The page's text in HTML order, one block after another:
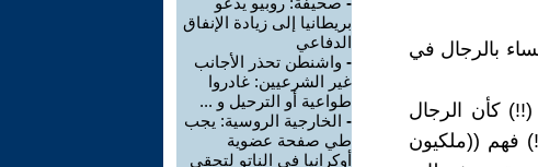
بالرجال في
كأن الرجال
فهم ((ملكيون
بريطانيا إلى زيادة الإنفاق
الدفاعي
- واشنطن تحذر الأجانب
غير الشرعيين: غادروا
طواعية أو الترحيل و ...
- الخارجية الروسية: يجب
طي صفحة عضوية
أوكرانيا في الناتو لتحقي